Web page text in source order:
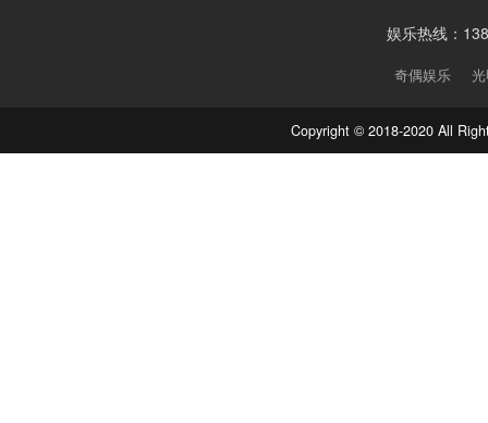
娱乐热线：
奇偶娱乐
Copyright © 2018-2020 All